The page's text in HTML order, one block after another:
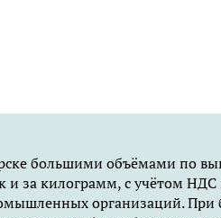
большими объёмами по
и за килограмм, с учётом НДС
организаций. При